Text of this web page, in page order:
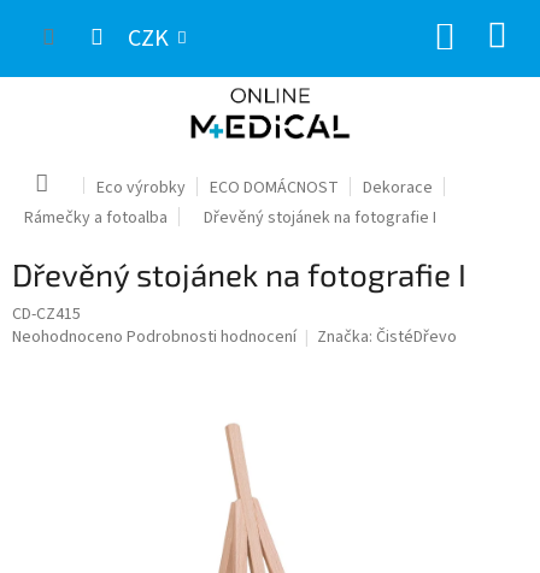
CZK
Domů Eco výrobky ECO DOMÁCNOST
Dekorace
Rámečky a fotoalba
Dřevěný stojánek na fotografie I
Dřevěný stojánek na fotografie I
CD-CZ415
Průměrné
Neohodnoceno Podrobnosti hodnocení Značka: ČistéDřevo